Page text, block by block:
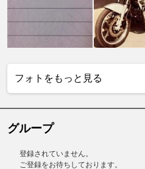
フォトをもっと見る
グループ
登録されていません。
ご登録をお待ちしております。